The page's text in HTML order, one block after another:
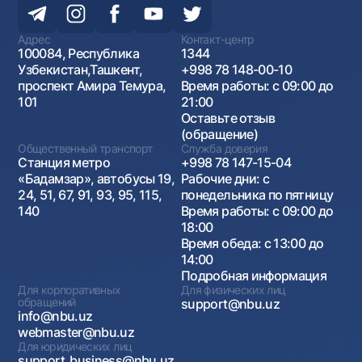
Адрес
100084, Республика
Узбекистан,Ташкент,
проспект Амира Темура,
101
Контакт-центр
1344
+998 78 148-00-10
Время работы: с 09:00 до
21:00
Оставьте отзыв
(обращение)
Общественный транспорт
Станция метро
«Бадамзар», автобусы 19,
24, 51, 67, 91, 93, 95, 115,
140
Служба доверия
+998 78 147-15-04
Рабочие дни: с
понедельника по пятницу
Время работы: с 09:00 до
18:00
Время обеда: с 13:00 до
14:00
Подробная информация
Для корпоративных
обращений
info@nbu.uz
webmaster@nbu.uz
Для физических лиц
support@nbu.uz
Для юридических лиц